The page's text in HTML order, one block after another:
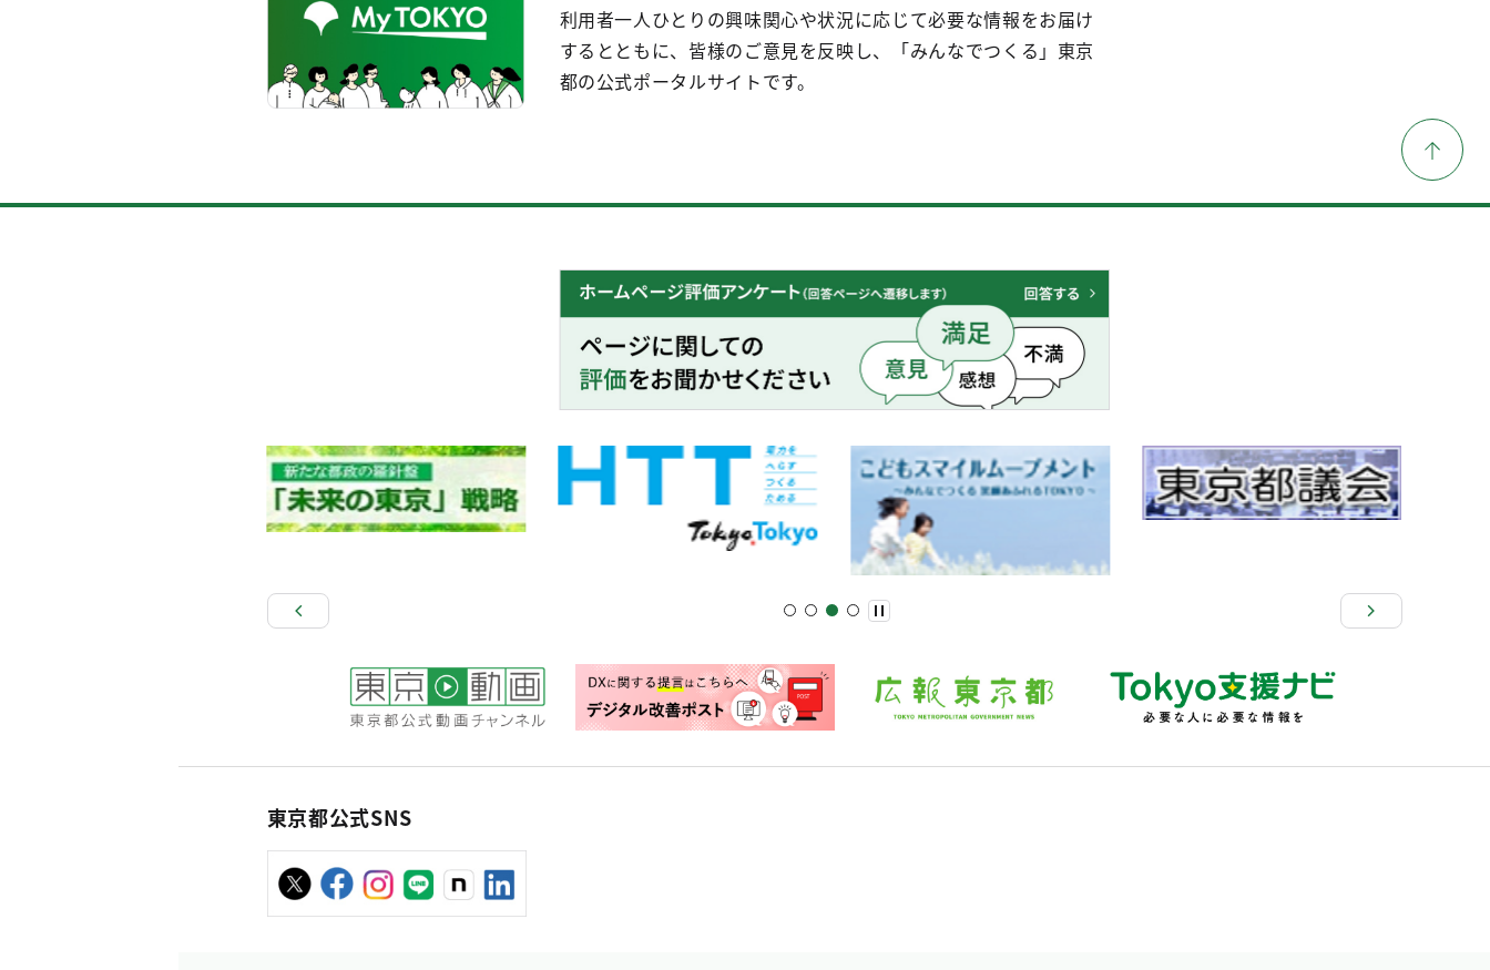
利用者一人ひとりの興味関心や状況に応じて必要な情報をお届け
するとともに、皆様のご意見を反映し、「みんなでつくる」東京
都の公式ポータルサイトです。
東京都公式SNS